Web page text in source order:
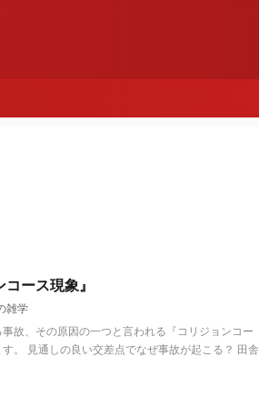
ース現象』
雑学
故、その原因の一つと言われる『コリジョンコー
。 見通しの良い交差点でなぜ事故が起こる？ 田舎